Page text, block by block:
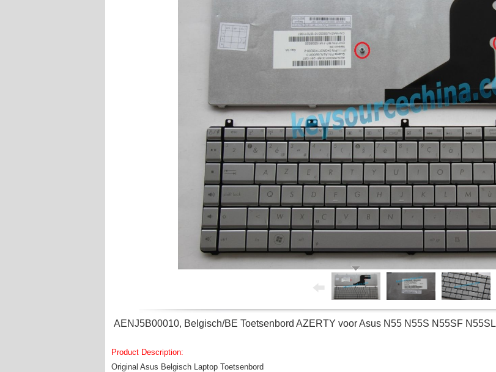
AENJ5B00010, Belgisch/BE Toetsenbord AZERTY voor Asus N55 N55S N55SF N55SL
Product Description:
Original Asus Belgisch Laptop Toetsenbord